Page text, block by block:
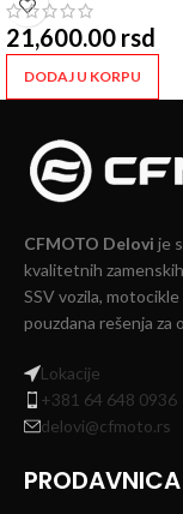
21,600.00 rsd
DODAJ U KORPU
CFMOTO Delovi je
kvalitetnih
SSV vozila,
pouzdana rešenja za
Lokacije
+381 64 648 0936
delovi@cfmoto.rs
PRODAVNICA